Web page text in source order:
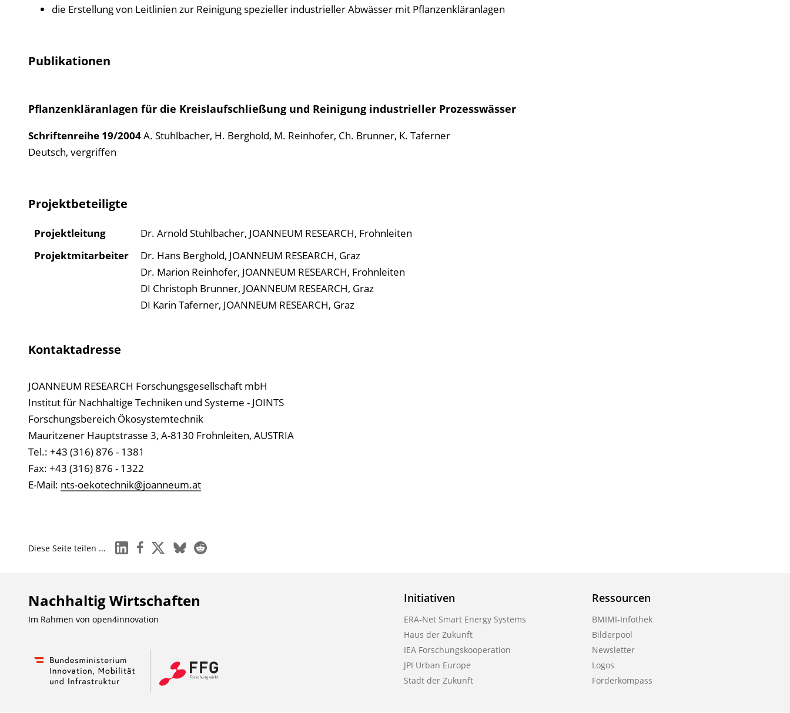
die Erstellung von Leitlinien zur Reinigung spezieller industrieller Abwässer mit Pflanzenkläranlagen
Publikationen
Pflanzenkläranlagen für die Kreislaufschließung und Reinigung industrieller Prozesswässer
Schriftenreihe 19/2004A. Stuhlbacher, H. Berghold, M. Reinhofer, Ch. Brunner, K. Taferner
Deutsch, vergriffen
Projektbeteiligte
Projektleitung
Dr. Arnold Stuhlbacher, JOANNEUM RESEARCH, Frohnleiten
Projektmitarbeiter
Dr. Hans Berghold, JOANNEUM RESEARCH, Graz
Dr. Marion Reinhofer, JOANNEUM RESEARCH, Frohnleiten
DI Christoph Brunner, JOANNEUM RESEARCH, Graz
DI Karin Taferner, JOANNEUM RESEARCH, Graz
Kontaktadresse
JOANNEUM RESEARCH Forschungsgesellschaft mbH
Institut für Nachhaltige Techniken und Systeme - JOINTS
Forschungsbereich Ökosystemtechnik
Mauritzener Hauptstrasse 3, A-8130 Frohnleiten, AUSTRIA
Tel.: +43 (316) 876 - 1381
Fax: +43 (316) 876 - 1322
E-Mail: nts-oekotechnik@joanneum.at
Diese Seite teilen ... linkedinfacebook
x blueskyreddit
Nachhaltig Wirtschaften
Im Rahmen von open4innovation
Initiativen
ERA-Net Smart Energy Systems
Haus der Zukunft
IEA Forschungskooperation
JPI Urban Europe
Stadt der Zukunft
Ressourcen
BMIMI-Infothek
Bilderpool
Newsletter
Logos
Förderkompass